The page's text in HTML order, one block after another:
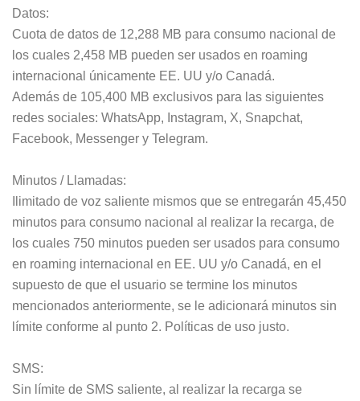
Datos:
Cuota de datos de 12,288 MB para consumo nacional de
los cuales 2,458 MB pueden ser usados en roaming
internacional únicamente EE. UU y/o Canadá.
Además de 105,400 MB exclusivos para las siguientes
redes sociales: WhatsApp, Instagram, X, Snapchat,
Facebook, Messenger y Telegram.
Minutos / Llamadas:
Ilimitado de voz saliente mismos que se entregarán 45,450
minutos para consumo nacional al realizar la recarga, de
los cuales 750 minutos pueden ser usados para consumo
en roaming internacional en EE. UU y/o Canadá, en el
supuesto de que el usuario se termine los minutos
mencionados anteriormente, se le adicionará minutos sin
límite conforme al punto 2. Políticas de uso justo.
SMS:
Sin límite de SMS saliente, al realizar la recarga se